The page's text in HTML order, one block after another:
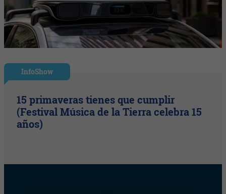
InfoShow
15 primaveras tienes que cumplir
(Festival Música de la Tierra celebra 15
años)